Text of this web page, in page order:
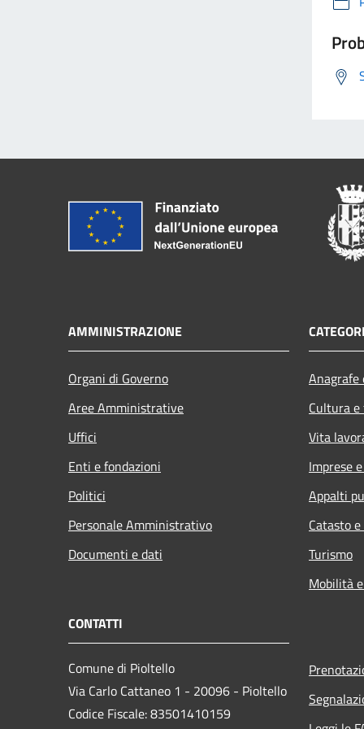
AMMINISTRAZIONE
Organi di Governo
Aree Amministrative
Uffici
Enti e fondazioni
Politici
Personale Amministrativo
Documenti e dati
Cultura
Vita
Imprese
Appalti
Catasto
Turismo
Mobilità
CONTATTI
Comune di Pioltello
Via Carlo Cattaneo 1 - 20096 - Pioltello
Codice Fiscale: 83501410159